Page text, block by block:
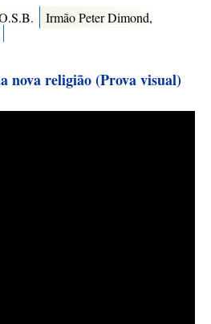
Irmão Peter Dimond,
nova religião (Prova visual)